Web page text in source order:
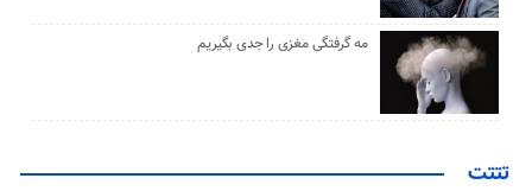
مه گرفتگی مغزی را جدی بگیریم
تتتت